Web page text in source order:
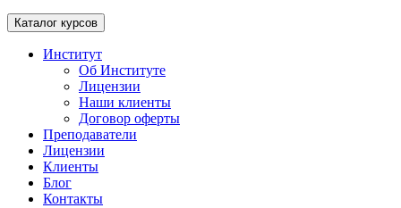
Каталог курсов
Институт
Об Институте
Лицензии
Наши клиенты
Договор оферты
Преподаватели
Лицензии
Клиенты
Блог
Контакты